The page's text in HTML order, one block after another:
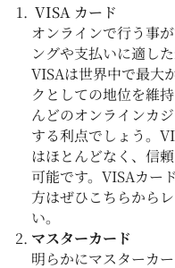
VISA カード
オンラインで行う事
ングや支払いに適し
VISAは世界中で最大
クとしての地位を維
んどのオンラインカ
する利点でしょう。
はほとんどなく、信
可能です。VISAカー
方はぜひこちらから
い。
マスターカード
明らかにマスターカ